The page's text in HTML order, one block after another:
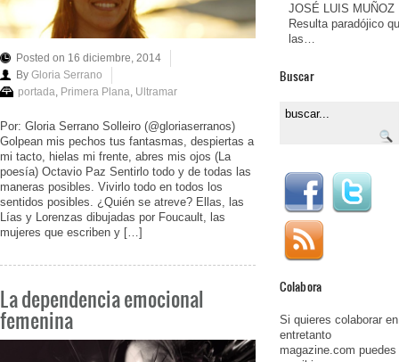
Posted on 16 diciembre, 2014
By Gloria Serrano
portada, Primera Plana, Ultramar
Por: Gloria Serrano Solleiro (@gloriaserranos)
Golpean mis pechos tus fantasmas, despiertas a
mi tacto, hielas mi frente, abres mis ojos (La
poesía) Octavio Paz Sentirlo todo y de todas las
maneras posibles. Vivirlo todo en todos los
sentidos posibles. ¿Quién se atreve? Ellas, las
Lías y Lorenzas dibujadas por Foucault, las
mujeres que escriben y […]
La dependencia emocional
femenina
JOSÉ LUIS MUÑOZ
Resulta paradójico
las…
Buscar
Colabora
Si quieres colaborar en
entretanto
magazine.com puedes